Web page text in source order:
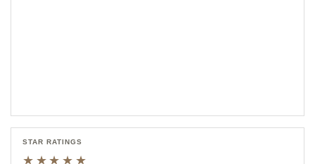
STAR RATINGS
★★★★★